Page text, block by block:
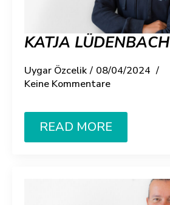
KATJA LÜDENBACH
Uygar Özcelik
08/04/2024
Keine Kommentare
READ MORE